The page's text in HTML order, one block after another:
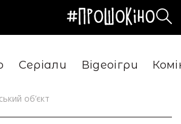
Серіали Відеоігри
об’єкт